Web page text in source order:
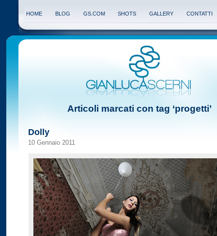
HOME BLOG GS.COM SHOTS GALLERY CONTATTI
Articoli marcati con tag ‘progetti’
Dolly
10 Gennaio 2011